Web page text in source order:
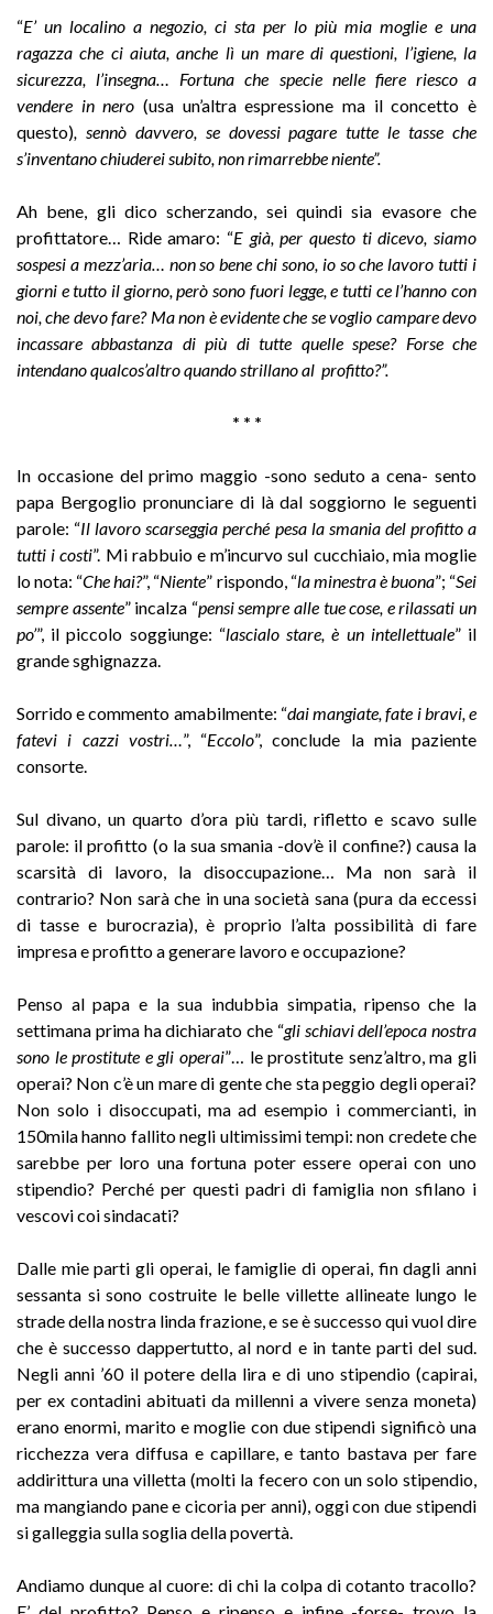
“E’ un localino a negozio, ci sta per lo più mia moglie e una
ragazza che ci aiuta, anche lì un mare di questioni, l’igiene, la
sicurezza, l’insegna… Fortuna che specie nelle fiere riesco a
vendere in nero (usa un’altra espressione ma il concetto è
questo) , sennò davvero, se dovessi pagare tutte le tasse che
s’inventano chiuderei subito, non rimarrebbe niente”.
Ah bene, gli dico scherzando, sei quindi sia evasore che
profittatore… Ride amaro: “E già, per questo ti dicevo, siamo
sospesi a mezz’aria… non so bene chi sono, io so che lavoro tutti i
giorni e tutto il giorno, però sono fuori legge, e tutti ce l’hanno con
noi, che devo fare? Ma non è evidente che se voglio campare devo
incassare abbastanza di più di tutte quelle spese? Forse che
intendano qualcos’altro quando strillano al profitto?”.
* * *
In occasione del primo maggio -sono seduto a cena- sento
papa Bergoglio pronunciare di là dal soggiorno le seguenti
parole: “Il lavoro scarseggia perché pesa la smania del profitto a
tutti i costi”. Mi rabbuio e m’incurvo sul cucchiaio, mia moglie
lo nota: “Che hai?”, “Niente” rispondo, “la minestra è buona”; “Sei
sempre assente” incalza “pensi sempre alle tue cose, e rilassati un
po’”, il piccolo soggiunge: “lascialo stare, è un intellettuale” il
grande sghignazza.
Sorrido e commento amabilmente: “dai mangiate, fate i bravi, e
fatevi i cazzi vostri… ”, “Eccolo”, conclude la mia paziente
consorte.
Sul divano, un quarto d’ora più tardi, rifletto e scavo sulle
parole: il profitto (o la sua smania -dov’è il confine?) causa la
scarsità di lavoro, la disoccupazione… Ma non sarà il
contrario? Non sarà che in una società sana (pura da eccessi
di tasse e burocrazia), è proprio l’alta possibilità di fare
impresa e profitto a generare lavoro e occupazione?
Penso al papa e la sua indubbia simpatia, ripenso che la
settimana prima ha dichiarato che “gli schiavi dell’epoca nostra
sono le prostitute e gli operai”… le prostitute senz’altro, ma gli
operai? Non c’è un mare di gente che sta peggio degli operai?
Non solo i disoccupati, ma ad esempio i commercianti, in
150mila hanno fallito negli ultimissimi tempi: non credete che
sarebbe per loro una fortuna poter essere operai con uno
stipendio? Perché per questi padri di famiglia non sfilano i
vescovi coi sindacati?
Dalle mie parti gli operai, le famiglie di operai, fin dagli anni
sessanta si sono costruite le belle villette allineate lungo le
strade della nostra linda frazione, e se è successo qui vuol dire
che è successo dappertutto, al nord e in tante parti del sud.
Negli anni ’60 il potere della lira e di uno stipendio (capirai,
per ex contadini abituati da millenni a vivere senza moneta)
erano enormi, marito e moglie con due stipendi significò una
ricchezza vera diffusa e capillare, e tanto bastava per fare
addirittura una villetta (molti la fecero con un solo stipendio,
ma mangiando pane e cicoria per anni), oggi con due stipendi
si galleggia sulla soglia della povertà.
Andiamo dunque al cuore: di chi la colpa di cotanto tracollo?